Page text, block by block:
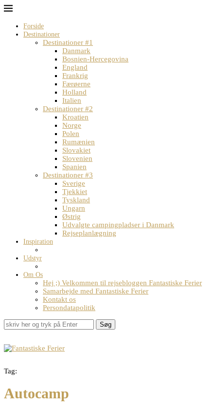
Forside
Destinationer
Destinationer #1
Danmark
Bosnien-Hercegovina
England
Frankrig
Færøerne
Holland
Italien
Destinationer #2
Kroatien
Norge
Polen
Rumænien
Slovakiet
Slovenien
Spanien
Destinationer #3
Sverige
Tjekkiet
Tyskland
Ungarn
Østrig
Udvalgte campingpladser i Danmark
Rejseplanlægning
Inspiration
Udstyr
Om Os
Hej ;) Velkommen til rejsebloggen Fantastiske Ferier
Samarbejde med Fantastiske Ferier
Kontakt os
Persondatapolitik
Søg
Tag:
Autocamp